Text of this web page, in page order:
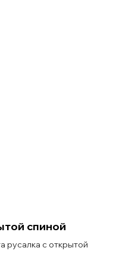
спиной
русалка с открытой